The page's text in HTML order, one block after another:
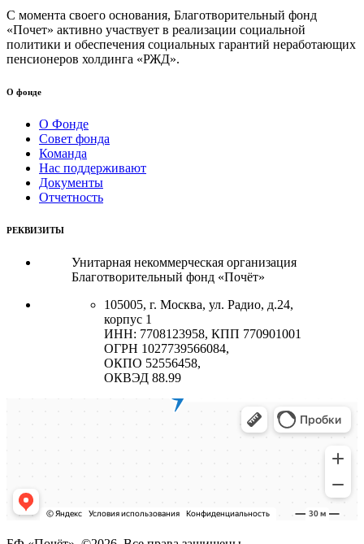
С момента своего основания, Благотворительный фонд
«Почет» активно участвует в реализации социальной
политики и обеспечения социальных гарантий неработающих
пенсионеров холдинга «РЖД».
О фонде
О Фонде
Совет фонда
Команда
Нас поддерживают
Документы
Отчетность
РЕКВИЗИТЫ
Унитарная некоммерческая организация
Благотворительный фонд «Почёт»
105005, г. Москва, ул. Радио, д.24,
корпус 1
ИНН: 7708123958, КПП 770901001
ОГРН 1027739566084,
ОКПО 52556458,
ОКВЭД 88.99